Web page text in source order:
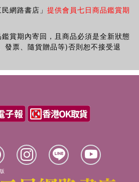
e scrittore, ama superare i limiti
ha condotto un progetto post-
e, durante l'esperienza come Chief
ha preso un periodo di aspettativa
presso l'丱ole de Cuisine La
dopo avere lasciato Microsoft, ha
e si ?dedicato ai suoi molteplici
la fotografia. Myhrvold ha riunito il team
nel campo delle scienze
impiegate nei migliori
alle continue richieste di chi
dei suoi libri, nel 2017 Myhrvold ha
Cuisine Gallery by Nathan
la galleria espone fotografie in grande
che spedisce in tutto il mondo.
網路書店」 提供會員七日商品鑑賞期
賞期內寄回，且商品必須是全新狀態
發票、隨貨贈品等)否則恕不接受退